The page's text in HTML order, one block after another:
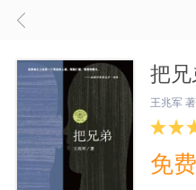
把
王兆军 著
免费